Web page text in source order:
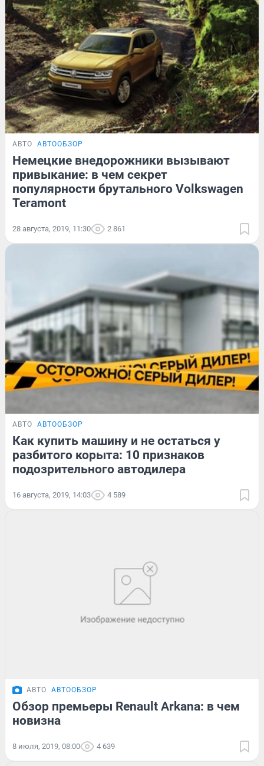
АВТО АВТООБЗОР
Немецкие внедорожники вызывают
привыкание: в чем секрет
популярности брутального Volkswagen
Teramont
28 августа, 2019, 11:30 2 861
АВТО АВТООБЗОР
Как купить машину и не остаться у
разбитого корыта: 10 признаков
подозрительного автодилера
16 августа, 2019, 14:03 4 589
АВТО АВТООБЗОР
Обзор премьеры Renault Arkana: в чем
новизна
8 июля, 2019, 08:00 4 639